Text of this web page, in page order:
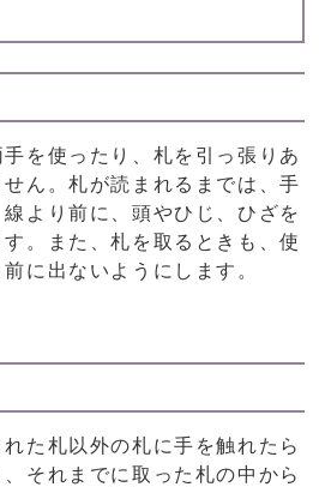
を使ったり、札を引っ張りあ
ん。札が読まれるまでは、手
より前に、頭やひじ、ひざを
。また、札を取るときも、使
に出ないようにします。
た札以外の札に手を触れたら
、それまでに取った札の中から